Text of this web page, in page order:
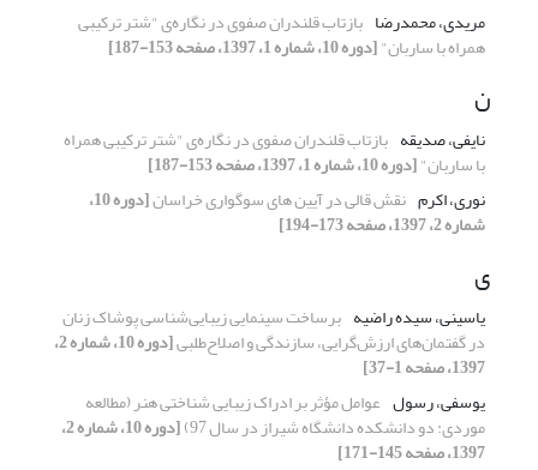
مریدی، محمدرضا بازتاب قلندران صفوی در نگاره‌ی "شتر ترکیبی
همراه با ساربان"[دوره 10، شماره 1، 1397، صفحه 153-187]
ن
نایفی، صدیقه بازتاب قلندران صفوی در نگاره‌ی "شتر ترکیبی همراه
با ساربان"[دوره 10، شماره 1، 1397، صفحه 153-187]
نوری، اکرم نقش قالی در آیین های سوگواری خراسان [دوره 10،
شماره 2، 1397، صفحه 173-194]
ی
یاسینی، سیده راضیه برساخت سینمایی زیبایی‌شناسی پوشاک زنان
در گفتمان‌های ارزش‌گرایی، سازندگی و اصلاح‌طلبی [دوره 10، شماره 2،
1397، صفحه 1-37]
یوسفی، رسول عوامل مؤثر بر ادراک زیبایی شناختی هنر (مطالعه
موردی: دو دانشکده دانشگاه شیراز در سال 97) [دوره 10، شماره 2،
1397، صفحه 145-171]